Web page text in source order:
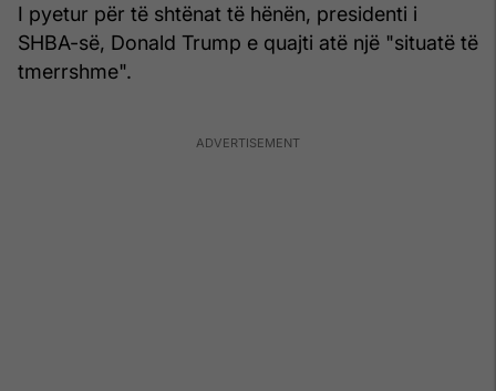
I pyetur për të shtënat të hënën, presidenti i
SHBA-së, Donald Trump e quajti atë një "situatë të
tmerrshme".